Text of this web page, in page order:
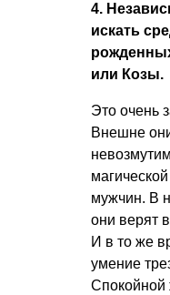
4.
искать
или Козы.
Это очень
Внешне
мужчин. В
они верят
И в то же
умение
Спокойной